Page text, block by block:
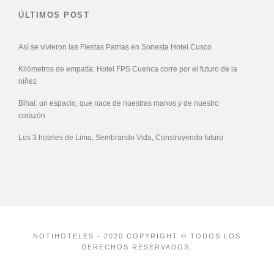
ÚLTIMOS POST
Así se vivieron las Fiestas Patrias en Sonesta Hotel Cusco
Kilómetros de empatía: Hotel FPS Cuenca corre por el futuro de la
niñez
Bihai: un espacio, que nace de nuestras manos y de nuestro
corazón
Los 3 hoteles de Lima, Sembrando Vida, Construyendo futuro
NOTIHOTELES - 2020 COPYRIGHT © TODOS LOS
DERECHOS RESERVADOS.